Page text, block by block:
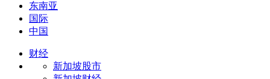
东南亚
国际
中国
财经
新加坡股市